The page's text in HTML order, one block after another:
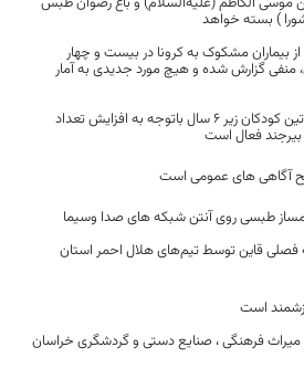
) بسته خواهد
بیماران مشکوک به کرونا در بیست و چهار
گزارش شده و هیچ مورد جدیدی به آمار
مرکز خدمات واکسیناسیون روتین کودکان زیر ۶ سال باتوجه به افزایش تعداد
بیرجند فعال است
آگاهی های عمومی است
طبسی روی آنتن شبکه های صدا وسیما
فصلی قاین توسط تیم‌های هلال احمر استان
است
فرهنگی ، صنایع دستی و گردشگری خراسان